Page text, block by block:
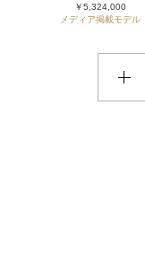
￥5,324,000
メディア掲載モデル